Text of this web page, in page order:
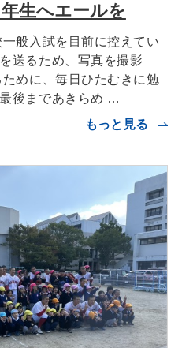
生へエールを
入試を目前に控えてい
送るため、写真を撮影
に、毎日ひたむきに勉
後まであきらめ …
もっと見る